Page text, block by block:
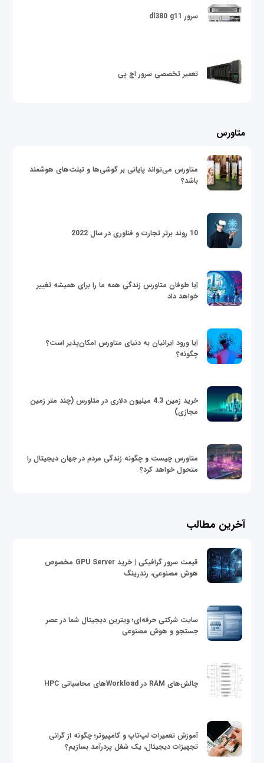
سرور dl380 g11
تعمیر تخصصی سرور اچ پی
متاورس
متاورس می‌تواند پایانی بر گوشی‌ها و تبلت‌های هوشمند
باشد؟
10 روند برتر تجارت و فناوری در سال 2022
آیا طوفان متاورس زندگی همه ما را برای همیشه تغییر
خواهد داد
آیا ورود ایرانیان به دنیای متاورس امکان‌پذیر است؟
چگونه؟
خرید زمین 4.3 میلیون دلاری در متاورس (چند متر زمین
مجازی)
متاورس چیست و چگونه زندگی مردم در جهان دیجیتال را
متحول خواهد کرد؟
آخرین مطالب
قیمت سرور گرافیکی | خرید GPU Server مخصوص
هوش مصنوعی، رندرینگ
سایت شرکتی حرفه‌ای؛ ویترین دیجیتال شما در عصر
جستجو و هوش مصنوعی
چالش‌های RAM در Workloadهای محاسباتی HPC
آموزش تعمیرات لپ‌تاپ و کامپیوتر؛ چگونه از گرانی
تجهیزات دیجیتال، یک شغل پردرآمد بسازیم؟